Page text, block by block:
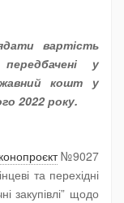
вартість
у
кошт у
2022 року.
№9027
та перехідні
закупівлі” щодо